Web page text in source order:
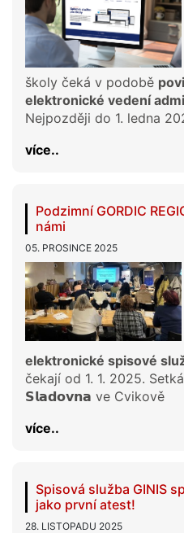
školy čeká v podobě
elektronické vedení
Nejpozději do 1. ledna
více..
Podzimní GORDIC
námi
05. PROSINCE 2025
elektronické spisové
čekají od 1. 1. 2025.
𝗦𝗹𝗮𝗱𝗼𝘃𝗻𝗮 ve Cvikově
více..
Spisová služba GINIS
jako první atest!
28. LISTOPADU 2025